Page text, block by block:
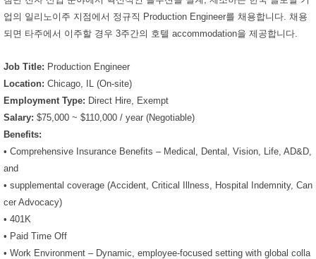
업의 일리노이주 지점에서 정규직 Production Engineer를 채용합니다. 채용
되면 타주에서 이주할 경우 3주간의 호텔 accommodation을 제공합니다.
Job Title: Production Engineer
Location: Chicago, IL (On-site)
Employment Type: Direct Hire, Exempt
Salary: $75,000 ~ $110,000 / year (Negotiable)
Benefits:
• Comprehensive Insurance Benefits – Medical, Dental, Vision, Life, AD&D,
and
• supplemental coverage (Accident, Critical Illness, Hospital Indemnity, Can
cer Advocacy)
• 401K
• Paid Time Off
• Work Environment – Dynamic, employee-focused setting with global colla